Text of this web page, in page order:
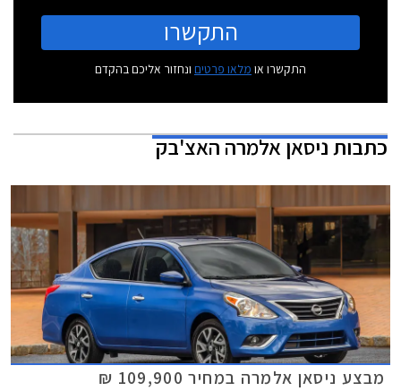
התקשרו
התקשרו או מלאו פרטים ונחזור אליכם בהקדם
כתבותניסאן אלמרה האצ'בק
מבצע ניסאן אלמרה במחיר 109,900 ₪